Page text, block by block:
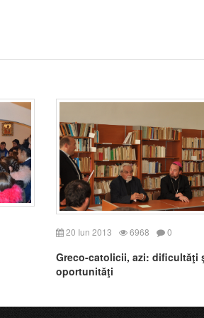
20 Iun 2013 6968 0
Greco-catolicii, azi: dificultăţi
oportunităţi